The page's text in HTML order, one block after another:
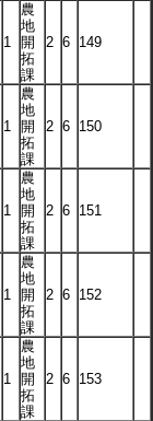
1
農
地
開
拓
課
2 6 149
1
農
地
開
拓
課
2 6 150
1
農
地
開
拓
課
2 6 151
1
農
地
開
拓
課
2 6 152
1
農
地
開
拓
課
2 6 153